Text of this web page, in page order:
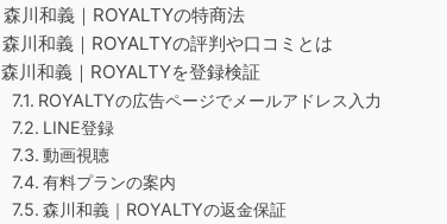
森川和義｜ROYALTYの特商法
森川和義｜ROYALTYの評判や口コミとは
森川和義｜ROYALTYを登録検証
ROYALTYの広告ページでメールアドレス入力
LINE登録
動画視聴
有料プランの案内
森川和義｜ROYALTYの返金保証